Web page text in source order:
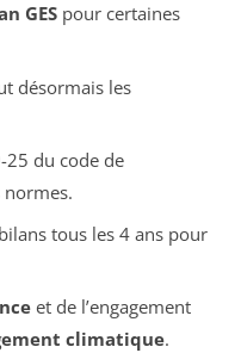
GESpour certaines
désormais les
25 du code de
normes.
tous les 4 ans pour
et de l’engagement
climatique.